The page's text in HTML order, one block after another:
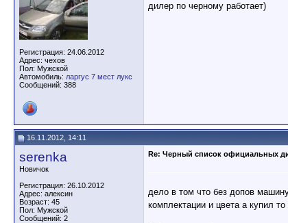
Регистрация: 24.06.2012
Адрес: чехов
Пол: Мужской
Автомобиль: ларгус 7 мест лукс
Сообщений: 388
дилер по черному работает)
16.11.2012, 14:11
serenka
Новичок
Регистрация: 26.10.2012
Адрес: алексин
Возраст: 45
Пол: Мужской
Сообщений: 2
Re: Черный список официальных
дело в том что без допов
комплектации и цвета а купил